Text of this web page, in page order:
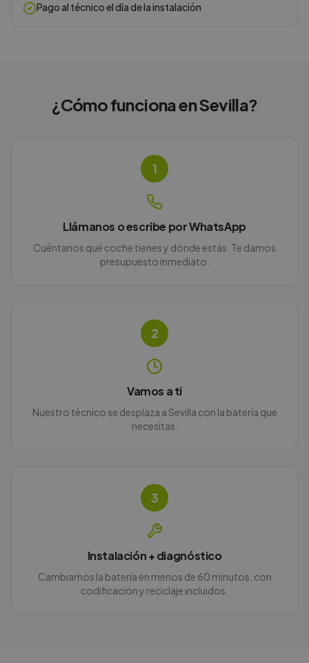
Pago al técnico el día de la instalación
¿Cómo funciona enSevilla?
1
Llámanos o escribe por WhatsApp
Cuéntanos qué coche tienes y dónde estás. Te damos
presupuesto inmediato.
2
Vamos a ti
Nuestro técnico se desplaza a Sevilla con la batería que
necesitas.
3
Instalación + diagnóstico
Cambiamos la batería en menos de 60 minutos, con
codificación y reciclaje incluidos.